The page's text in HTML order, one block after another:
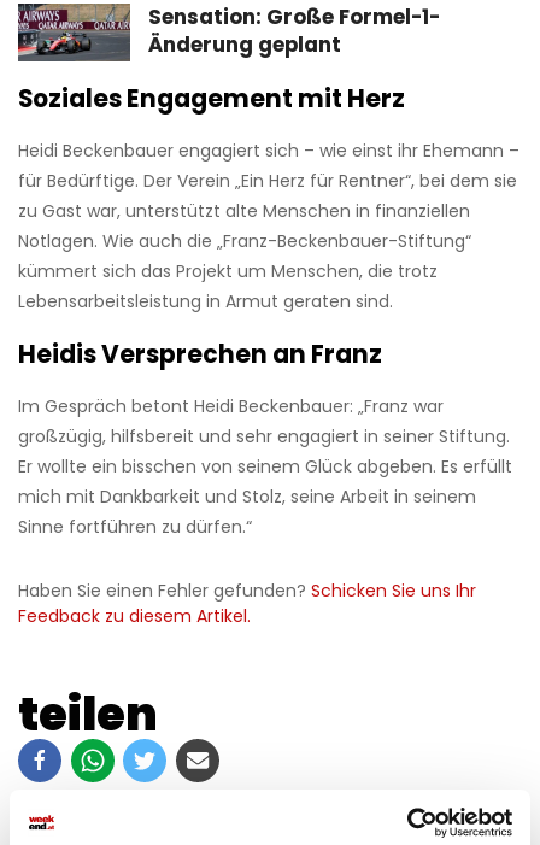
Sensation: Große Formel-1-
Änderung geplant
Soziales Engagement mit Herz
Heidi Beckenbauer engagiert sich – wie einst ihr Ehemann –
für Bedürftige. Der Verein „Ein Herz für Rentner“, bei dem sie
zu Gast war, unterstützt alte Menschen in finanziellen
Notlagen. Wie auch die „Franz-Beckenbauer-Stiftung“
kümmert sich das Projekt um Menschen, die trotz
Lebensarbeitsleistung in Armut geraten sind.
Heidis Versprechen an Franz
Im Gespräch betont Heidi Beckenbauer: „Franz war
großzügig, hilfsbereit und sehr engagiert in seiner Stiftung.
Er wollte ein bisschen von seinem Glück abgeben. Es erfüllt
mich mit Dankbarkeit und Stolz, seine Arbeit in seinem
Sinne fortführen zu dürfen.“
Haben Sie einen Fehler gefunden? Schicken Sie uns Ihr
Feedback zu diesem Artikel.
teilen